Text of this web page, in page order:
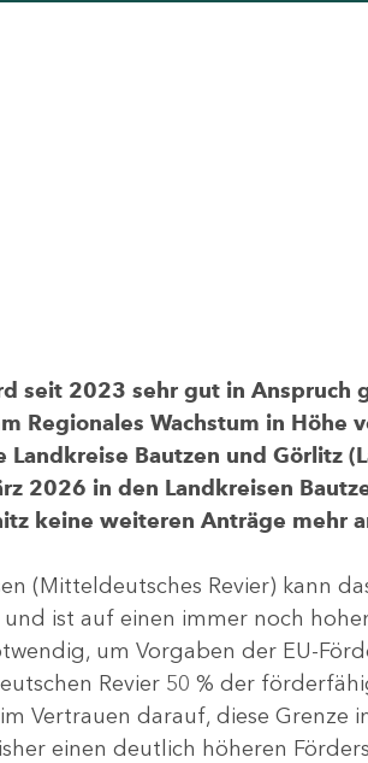
seit 2023 sehr gut in Anspruch
Regionales Wachstum in
Bautzen und Görlitz
2026 in den Landkreisen
keine weiteren Anträge mehr
(Mitteldeutsches Revier) kann
ist auf einen immer noch
um Vorgaben der EU-
Revier 50 % der
Vertrauen darauf, diese
einen deutlich höheren